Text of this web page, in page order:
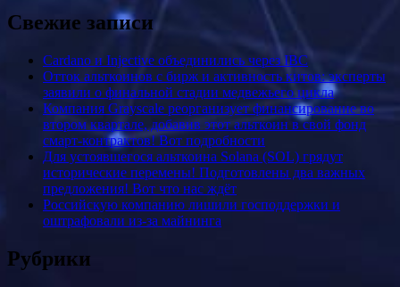
Свежие записи
Cardano и Injective объединились через IBC
Отток альткоинов с бирж и активность китов: эксперты
заявили о финальной стадии медвежьего цикла
Компания Grayscale реорганизует финансирование во
втором квартале, добавив этот альткоин в свой фонд
смарт-контрактов! Вот подробности
Для устоявшегося альткоина Solana (SOL) грядут
исторические перемены! Подготовлены два важных
предложения! Вот что нас ждёт
Российскую компанию лишили господдержки и
оштрафовали из-за майнинга
Рубрики